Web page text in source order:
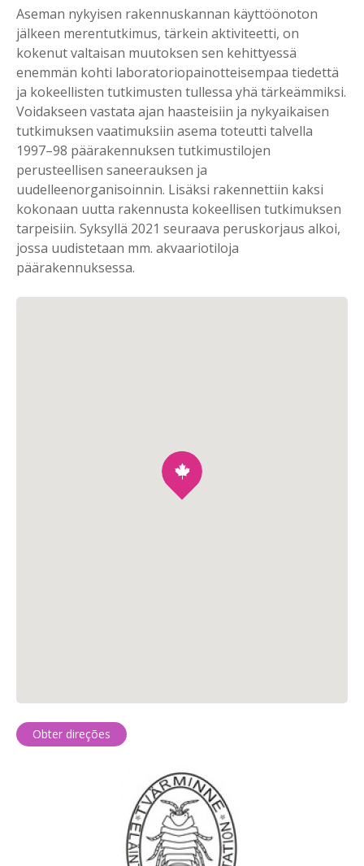
Aseman nykyisen rakennuskannan käyttöönoton
jälkeen merentutkimus, tärkein aktiviteetti, on
kokenut valtaisan muutoksen sen kehittyessä
enemmän kohti laboratoriopainotteisempaa tiedettä
ja kokeellisten tutkimusten tullessa yhä tärkeämmiksi.
Voidakseen vastata ajan haasteisiin ja nykyaikaisen
tutkimuksen vaatimuksiin asema toteutti talvella
1997–98 päärakennuksen tutkimustilojen
perusteellisen saneerauksen ja
uudelleenorganisoinnin. Lisäksi rakennettiin kaksi
kokonaan uutta rakennusta kokeellisen tutkimuksen
tarpeisiin. Syksyllä 2021 seuraava peruskorjaus alkoi,
jossa uudistetaan mm. akvaariotiloja
päärakennuksessa.
Obter direções